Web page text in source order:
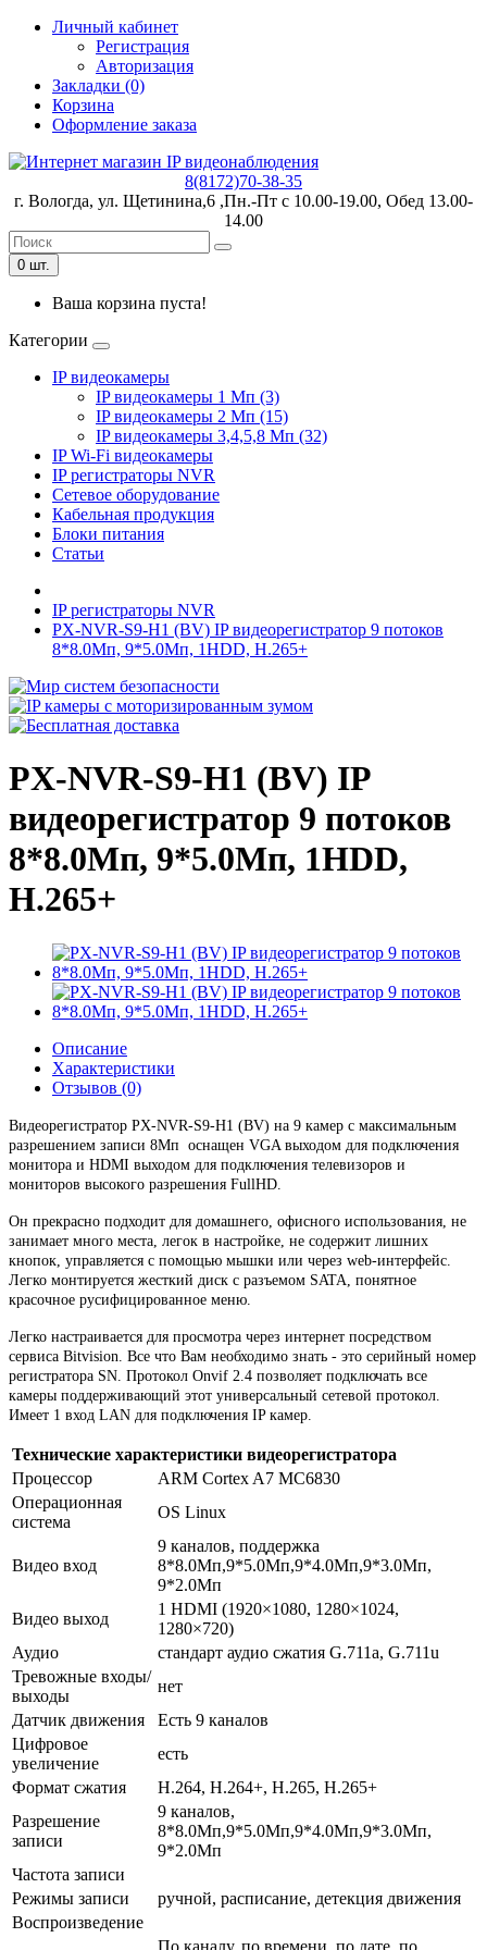
Личный кабинет
Регистрация
Авторизация
Закладки (0)
Корзина
Оформление заказа
8(8172)70-38-35
г. Вологда, ул. Щетинина,6 ,Пн.-Пт с 10.00-19.00, Обед 13.00-
14.00
0 шт.
Ваша корзина пуста!
Категории
IP видеокамеры
IP видеокамеры 1 Мп (3)
IP видеокамеры 2 Мп (15)
IP видеокамеры 3,4,5,8 Мп (32)
IP Wi-Fi видеокамеры
IP регистраторы NVR
Сетевое оборудование
Кабельная продукция
Блоки питания
Статьи
IP регистраторы NVR
PX-NVR-S9-H1 (BV) IP видеорегистратор 9 потоков
8*8.0Мп, 9*5.0Мп, 1HDD, H.265+
PX-NVR-S9-H1 (BV) IP
видеорегистратор 9 потоков
8*8.0Мп, 9*5.0Мп, 1HDD,
H.265+
Описание
Характеристики
Отзывов (0)
Видеорегистратор PX-NVR-S9-H1 (BV) на 9 камер с максимальным
разрешением записи 8Мп оснащен VGA выходом для подключения
монитора и HDMI выходом для подключения телевизоров и
мониторов высокого разрешения FullHD.
Он прекрасно подходит для домашнего, офисного использования, не
занимает много места, легок в настройке, не содержит лишних
кнопок, управляется с помощью мышки или через web-интерфейс.
Легко монтируется жесткий диск с разъемом SATA, понятное
красочное русифицированное меню.
Легко настраивается для просмотра через интернет посредством
сервиса Bitvision. Все что Вам необходимо знать - это серийный номер
регистратора SN. Протокол Onvif 2.4 позволяет подключать все
камеры поддерживающий этот универсальный сетевой протокол.
Имеет 1 вход LAN для подключения IP камер.
Технические характеристики видеорегистратора
Процессор
ARM Cortex A7 MC6830
Операционная
система
OS Linux
Видео вход
9 каналов, поддержка
8*8.0Мп,9*5.0Мп,9*4.0Мп,9*3.0Мп,
9*2.0Мп
Видео выход
1 HDMI (1920×1080, 1280×1024,
1280×720)
Аудио
стандарт аудио сжатия G.711a, G.711u
Тревожные входы/
выходы
нет
Датчик движения
Есть 9 каналов
Цифровое
увеличение
есть
Формат сжатия
H.264, H.264+, H.265, H.265+
Разрешение
записи
9 каналов,
8*8.0Мп,9*5.0Мп,9*4.0Мп,9*3.0Мп,
9*2.0Мп
Частота записи
Режимы записи
ручной, расписание, детекция движения
Воспроизведение
По каналу, по времени, по дате, по